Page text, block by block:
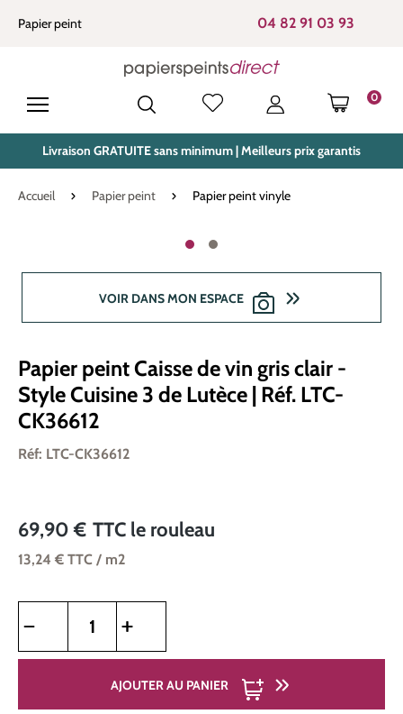
principal
Papier peint 04 82 91 03 93
0
LE
Livraison GRATUITE sans minimum | Meilleurs prix garantis
Accueil Papier peint Papier peint vinyle
VOIR DANS MON ESPACE
Papier peint Caisse de vin gris clair -
Style Cuisine 3 de Lutèce | Réf. LTC-
CK36612
Réf: LTC-CK36612
69,90 € TTC le rouleau
13,24 € TTC / m2
AJOUTER AU PANIER